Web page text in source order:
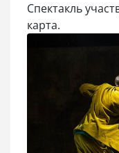
Спектакль
карта.